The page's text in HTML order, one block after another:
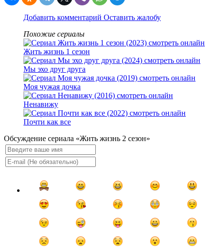
Добавить комментарий Оставить жалобу
Похожие сериалы
Жить жизнь 1 сезон
Мы эхо друг друга
Моя чужая дочка
Ненавижу
Почти как все
Обсуждение сериала «Жить жизнь 2 сезон»